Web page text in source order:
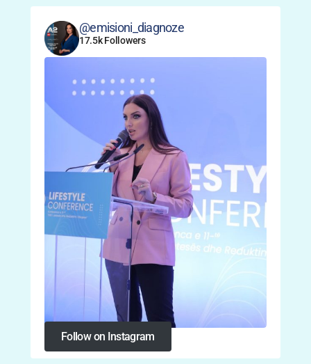
@emisioni_diagnoze
17.5k Followers
Follow on Instagram
Follow on Instagram